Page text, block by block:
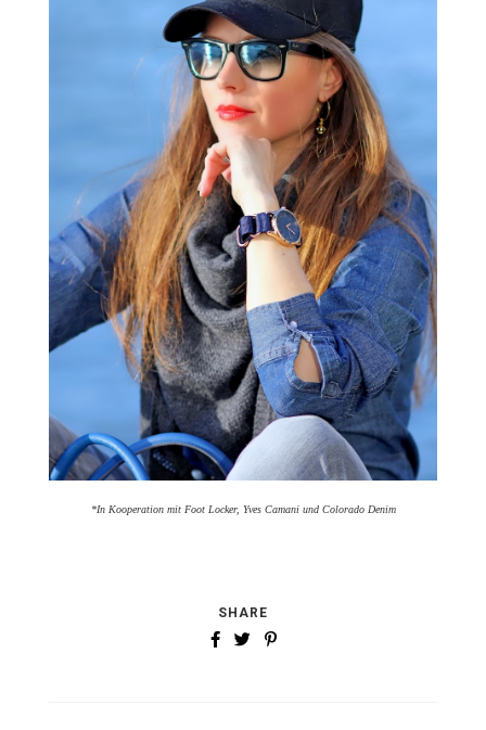
*In Kooperation mit Foot Locker, Yves Camani und Colorado Denim
SHARE